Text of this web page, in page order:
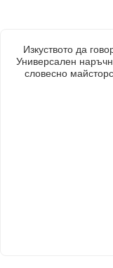
Изкуството да
Универсален
словесно